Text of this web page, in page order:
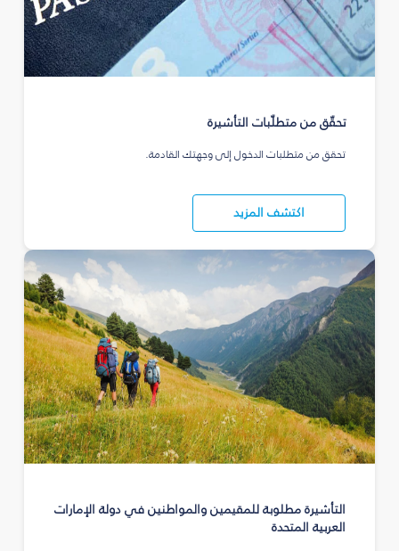
تحقّق من متطلّبات التأشيرة
تحقق من متطلبات الدخول إلى وجهتك القادمة.
اكتشف المزيد
التأشيرة مطلوبة للمقيمين والمواطنين في دولة الإمارات
العربية المتحدة